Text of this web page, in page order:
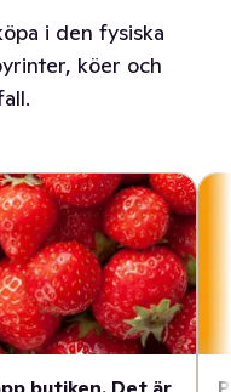
i den fysiska
köer och
butiken. Det är